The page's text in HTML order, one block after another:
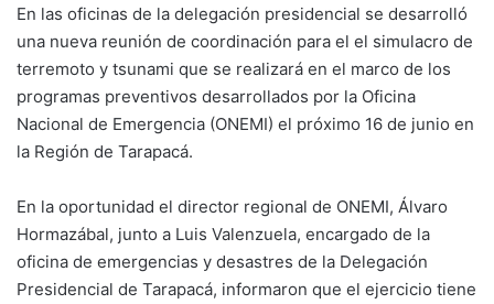
En las oficinas de la delegación presidencial se desarrolló
una nueva reunión de coordinación para el el simulacro de
terremoto y tsunami que se realizará en el marco de los
programas preventivos desarrollados por la Oficina
Nacional de Emergencia (ONEMI) el próximo 16 de junio en
la Región de Tarapacá.
En la oportunidad el director regional de ONEMI, Álvaro
Hormazábal, junto a Luis Valenzuela, encargado de la
oficina de emergencias y desastres de la Delegación
Presidencial de Tarapacá, informaron que el ejercicio tiene